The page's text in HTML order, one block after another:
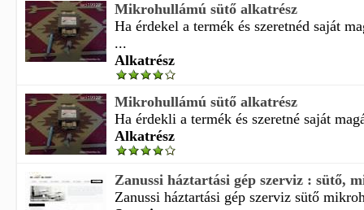
Mikrohullámú sütő alkatrész
Ha érdekel a termék és szeretnéd saját
...
Alkatrész
Mikrohullámú sütő alkatrész
Ha érdekli a termék és szeretné saját
Alkatrész
Zanussi háztartási gép szerviz : sütő,
Zanussi háztartási gép szerviz sütő